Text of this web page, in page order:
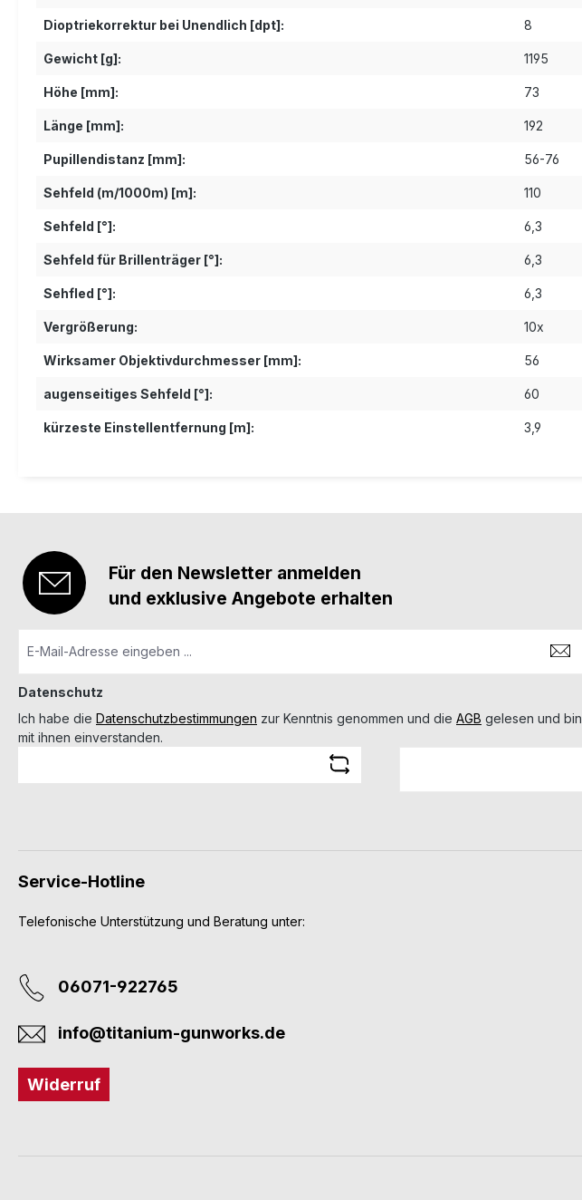
Dioptriekorrektur bei Unendlich [dpt]: 8
Gewicht [g]: 1195
Höhe [mm]: 73
Länge [mm]: 192
Pupillendistanz [mm]: 56-76
Sehfeld (m/1000m) [m]: 110
Sehfeld [°]: 6,3
Sehfeld für Brillenträger [°]: 6,3
Sehfled [°]: 6,3
Vergrößerung: 10x
Wirksamer Objektivdurchmesser [mm]: 56
augenseitiges Sehfeld [°]: 60
kürzeste Einstellentfernung [m]: 3,9
Für den Newsletter anmelden
und exklusive Angebote erhalten
Datenschutz
Ich habe die Datenschutzbestimmungen zur Kenntnis genommen und die AGB gelesen und bin
mit ihnen einverstanden.
Service-Hotline
Telefonische Unterstützung und Beratung unter:
06071-922765
info@titanium-gunworks.de
Widerruf